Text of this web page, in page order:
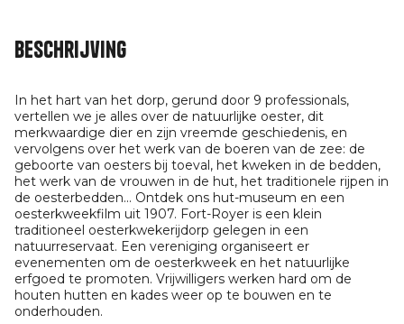
Beschrijving
In het hart van het dorp, gerund door 9 professionals,
vertellen we je alles over de natuurlijke oester, dit
merkwaardige dier en zijn vreemde geschiedenis, en
vervolgens over het werk van de boeren van de zee: de
geboorte van oesters bij toeval, het kweken in de bedden,
het werk van de vrouwen in de hut, het traditionele rijpen in
de oesterbedden... Ontdek ons hut-museum en een
oesterkweekfilm uit 1907. Fort-Royer is een klein
traditioneel oesterkwekerijdorp gelegen in een
natuurreservaat. Een vereniging organiseert er
evenementen om de oesterkweek en het natuurlijke
erfgoed te promoten. Vrijwilligers werken hard om de
houten hutten en kades weer op te bouwen en te
onderhouden.